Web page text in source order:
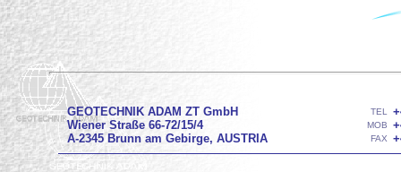
GEOTECHNIK ADAM ZT GmbH
Wiener Straße 66-72/15/4
A-2345 Brunn am Gebirge, AUSTRIA
TEL
MOB
FAX